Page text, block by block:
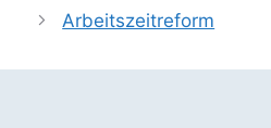
Arbeitszeitreform